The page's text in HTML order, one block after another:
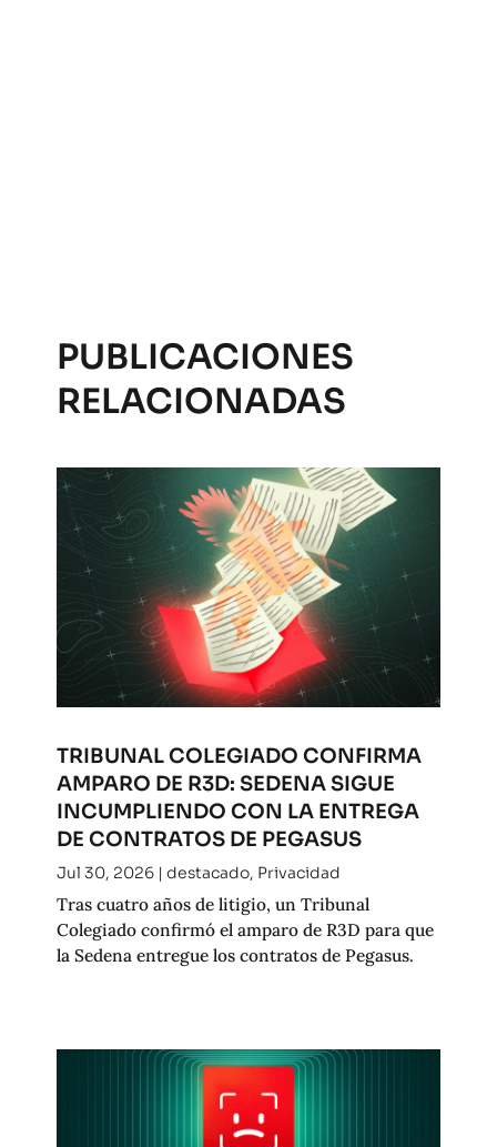
PUBLICACIONES
RELACIONADAS
TRIBUNAL COLEGIADO CONFIRMA
AMPARO DE R3D: SEDENA SIGUE
INCUMPLIENDO CON LA ENTREGA
DE CONTRATOS DE PEGASUS
Jul 30, 2026| destacado, Privacidad
Tras cuatro años de litigio, un Tribunal
Colegiado confirmó el amparo de R3D para que
la Sedena entregue los contratos de Pegasus.